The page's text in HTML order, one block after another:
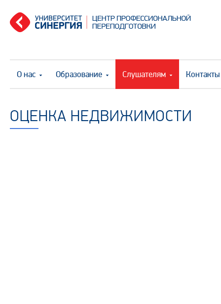
О нас Образование Слушателям Контакты
ОЦЕНКА НЕДВИЖИМОСТИ